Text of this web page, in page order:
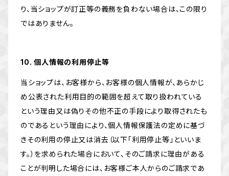
り、当ショップが訂正等の義務を負わない場合は、この限り
ではありません。
10. 個人情報の利用停止等
当ショップは、お客様から、お客様の個人情報が、あらかじ
め公表された利用目的の範囲を超えて取り扱われている
という理由又は偽りその他不正の手段により取得されたも
のであるという理由により、個人情報保護法の定めに基づ
きその利用の停止又は消去（以下「利用停止等」といいま
す。）を求められた場合において、そのご請求に理由がある
ことが判明した場合には、お客様ご本人からのご請求であ